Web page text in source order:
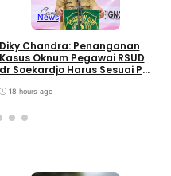
News
Diky Chandra: Penanganan
Kasus Oknum Pegawai RSUD
dr Soekardjo Harus Sesuai PP
18 hours ago